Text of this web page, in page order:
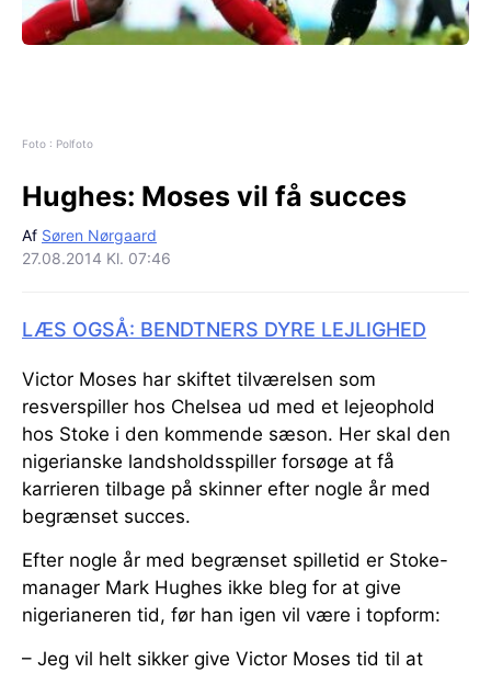
Foto : Polfoto
Hughes: Moses vil få succes
Af Søren Nørgaard
27.08.2014 Kl. 07:46
LÆS OGSÅ: BENDTNERS DYRE LEJLIGHED
Victor Moses har skiftet tilværelsen som
resverspiller hos Chelsea ud med et lejeophold
hos Stoke i den kommende sæson. Her skal den
nigerianske landsholdsspiller forsøge at få
karrieren tilbage på skinner efter nogle år med
begrænset succes.
Efter nogle år med begrænset spilletid er Stoke-
manager Mark Hughes ikke bleg for at give
nigerianeren tid, før han igen vil være i topform:
– Jeg vil helt sikker give Victor Moses tid til at